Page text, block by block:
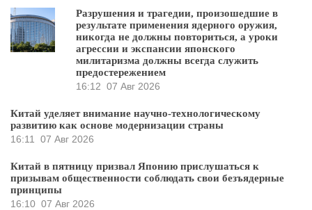
Разрушения и трагедии, произошедшие в
результате применения ядерного оружия,
никогда не должны повториться, а уроки
агрессии и экспансии японского
милитаризма должны всегда служить
предостережением
16:12 07 Авг 2026
Китай уделяет внимание научно-технологическому
развитию как основе модернизации страны
16:11
07 Авг 2026
Китай в пятницу призвал Японию прислушаться к
призывам общественности соблюдать свои безъядерные
принципы
16:10 07 Авг 2026